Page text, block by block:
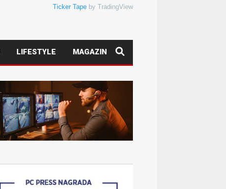
Ticker Tape by TradingView
LIFESTYLE MAGAZIN